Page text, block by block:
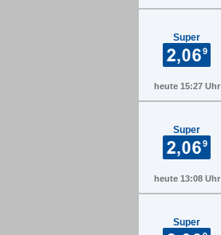
Super
heute 15:27 Uhr
Super
heute 13:08 Uhr
Super